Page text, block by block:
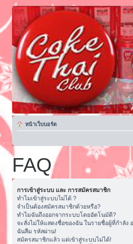
หน้าเว็บบอร์ด
FAQ
การเข้าสู่ระบบ และ การสมัครสมาชิก
ทำไมเข้าสู่ระบบไม่ได้ ?
จำเป็นต้องสมัครสมาชิกด้วยหรือ?
ทำไมฉันถึงออกจากระบบโดยอัตโนมัติ?
จะสั่งไม่ให้แสดงชื่อของฉัน ในรายชื่อผู้ที่กำลัง
ฉันลืม รหัสผ่าน!
สมัครสมาชิกแล้ว แต่เข้าสู่ระบบไม่ได้!